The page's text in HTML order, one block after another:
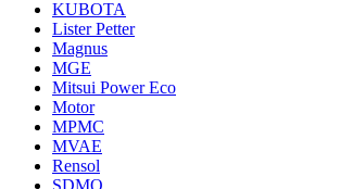
KUBOTA
Lister Petter
Magnus
MGE
Mitsui Power Eco
Motor
MPMC
MVAE
Rensol
SDMO